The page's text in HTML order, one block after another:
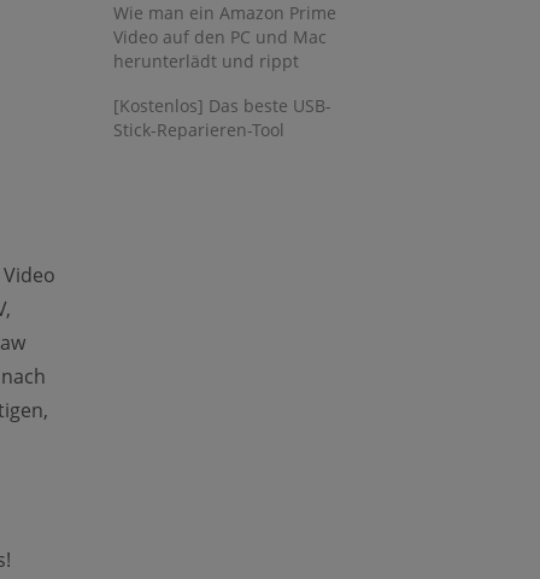
new window)
Wie man ein Amazon Prime
Video auf den PC und Mac
herunterlädt und rippt
[Kostenlos] Das beste USB-
Stick-Reparieren-Tool